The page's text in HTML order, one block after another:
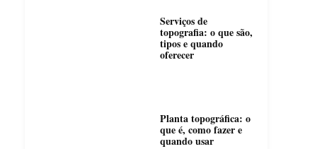
Serviços de
topografia: o que são,
tipos e quando
oferecer
Planta topográfica: o
que é, como fazer e
quando usar